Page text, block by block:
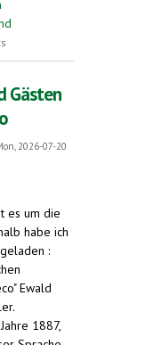
und
Gästen
2026-07-20
es um die
habe ich
:
Ewald
1887,